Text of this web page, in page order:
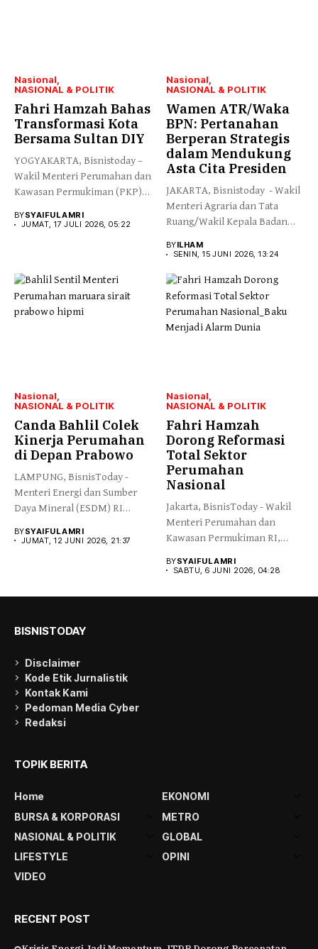
Nasional
NASIONAL & POLITIK
Fahri Hamzah Bahas
Transformasi Kota
Bersama Sultan DIY
YOGYAKARTA, Bisnistoday –
Wakil Menteri Perumahan dan
Kawasan Permukiman (PKP)
BYSYAIFUL AMRI
JUMAT, 17 JULI 2026, 05:22
Nasional
NASIONAL & POLITIK
Wamen ATR/Waka
BPN: Pertanahan
Berperan Strategis
dalam Mendukung
Asta Cita Presiden
JAKARTA, Bisnistoday - Wakil
Menteri Agraria dan Tata
Ruang/Wakil Kepala Badan
BYILHAM
SENIN, 15 JUNI 2026, 13:24
Nasional
NASIONAL & POLITIK
Canda Bahlil Colek
Kinerja Perumahan
di Depan Prabowo
LAMPUNG, BisnisToday -
Menteri Energi dan Sumber
Daya Mineral (ESDM) RI
BYSYAIFUL AMRI
JUMAT, 12 JUNI 2026, 21:37
Nasional
NASIONAL & POLITIK
Fahri Hamzah
Dorong Reformasi
Total Sektor
Perumahan
Nasional
Jakarta, BisnisToday - Wakil
Menteri Perumahan dan
Kawasan Permukiman RI,
BYSYAIFUL AMRI
SABTU, 6 JUNI 2026, 04:28
BISNISTODAY
Disclaimer
Kode Etik Jurnalistik
Kontak Kami
Pedoman Media Cyber
Redaksi
TOPIK BERITA
Home
EKONOMI
BURSA & KORPORASI
METRO
NASIONAL & POLITIK
GLOBAL
LIFESTYLE
OPINI
VIDEO
RECENT POST